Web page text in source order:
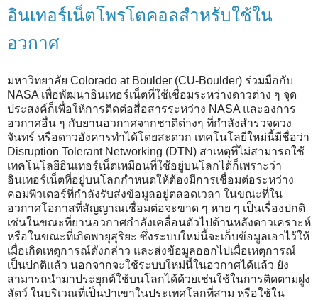
อินเทอร์เน็ตโพรโตคอลสำหรับใช้ใน
อวกาศ
มหาวิทยาลัย Colorado at Boulder (CU-Boulder) ร่วมมือกับ
NASA เพื่อพัฒนาอินเทอร์เน็ตที่ใช้เชื่อมระหว่างดาวต่าง ๆ จุด
ประสงค์ก็เพื่อให้การติดต่อสื่อสารระหว่าง NASA และองการ
อวกาศอื่น ๆ กับยานอวกาศจากชาติต่างๆ ที่กำลังสำรวจดวง
จันทร์ หรือดาวอังคารทำได้โดยสะดวก เทคโนโลยีใหม่นี้มีชื่อว่า
Disruption Tolerant Networking (DTN) สาเหตุที่ไม่สามารถใช้
เทคโนโลยีอินเทอร์เน็ตเหมือนที่ใช้อยู่บนโลกได้ก็เพราะว่า
อินเทอร์เน็ตที่อยู่บนโลกกำหนดให้ต้องมีการเชื่อมต่อระหว่าง
คอมพิวเตอร์ที่กำลังรับส่งข้อมูลอยู่ตลอดเวลา ในขณะที่ใน
อวกาศโอกาสที่สัญญาณเชื่อมต่อจะขาด ๆ หาย ๆ เป็นเรื่องปกติ
เช่นในขณะที่ยานอวกาศกำลังเคลื่อนตัวไปด้านหลังดาวเคราะห์
หรือในขณะที่เกิดพายุสุริยะ ซึ่งระบบใหม่นี้จะเก็บข้อมูลเอาไว้ให้
เมื่อเกิดเหตุการณ์ดังกล่าว และส่งข้อมูลออกไปเมื่อเหตุการณ์
เป็นปกติแล้ว นอกจากจะใช้ระบบใหม่นี้ในอวกาศได้แล้ว ยัง
สามารถนำมาประยุกต์ใช้บนโลกได้ด้วยเช่นใช้ในการติดตามฝูง
สัตว์ ในบริเวณที่เป็นป่าเขาในประเทศโลกที่สาม หรือใช้ใน